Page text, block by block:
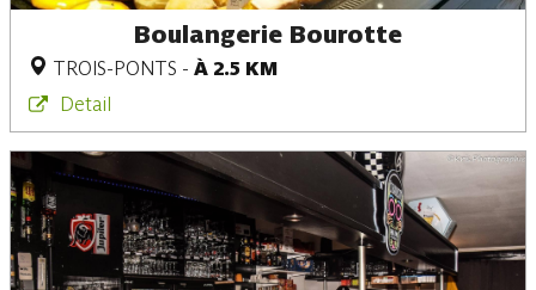
Boulangerie Bourotte
TROIS-PONTS - À 2.5 KM
Detail